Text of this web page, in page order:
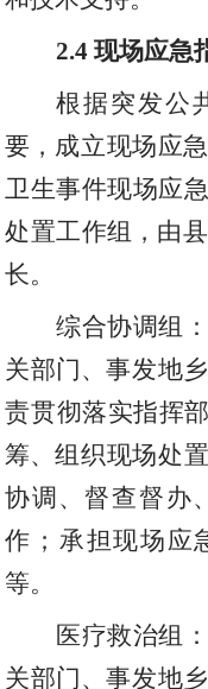
2.4现场应急
根据突发公
要 ， 成立现场应
卫生事件现场应
处置工作组 ， 由
长。
综合协调组
关部门、事发地
责贯彻落实指挥
筹、组织现场处
协调 、督查督办
作；承担现场应
等。
医疗救治组
关部门、事发地